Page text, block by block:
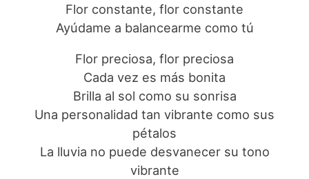
Flor constante, flor constante
Ayúdame a balancearme como tú
Flor preciosa, flor preciosa
Cada vez es más bonita
Brilla al sol como su sonrisa
Una personalidad tan vibrante como sus
pétalos
La lluvia no puede desvanecer su tono
vibrante